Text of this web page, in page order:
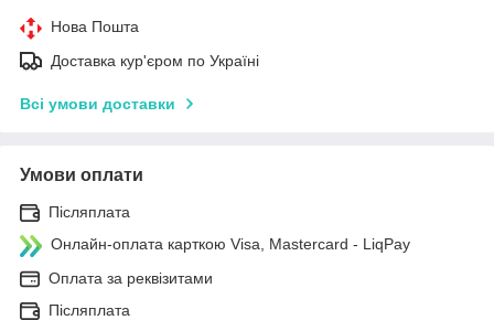
Нова Пошта
Доставка кур'єром по Україні
Всі умови доставки
Умови оплати
Післяплата
Онлайн-оплата карткою Visa, Mastercard - LiqPay
Оплата за реквізитами
Післяплата